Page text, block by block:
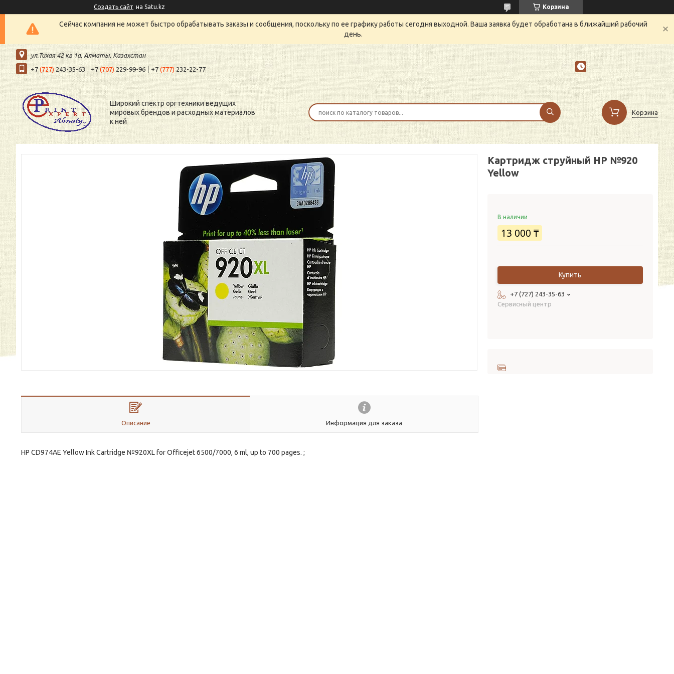
Создать сайт на Satu.kz Корзина
Сейчас компания не может быстро обрабатывать заказы и сообщения, поскольку по ее графику работы сегодня выходной. Ваша заявка будет обработана в ближайший рабочий
день.
ул.Тихая 42 кв 1a, Алматы, Казахстан
+7 (727) 243-35-63 +7 (707) 229-99-96 +7 (777) 232-22-77
Широкий спектр оргтехники ведущих
мировых брендов и расходных материалов
к ней
Корзина
Описание Информация для заказа
HP CD974AE Yellow Ink Cartridge №920XL for Officejet 6500/7000, 6 ml, up to 700 pages. ;
Картридж струйный HP №920
Yellow
В наличии
13 000 ₸
Купить
+7 (727) 243-35-63
Сервисный центр